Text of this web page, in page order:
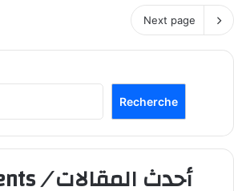
Next page
Recherche
/أحدث المقالات